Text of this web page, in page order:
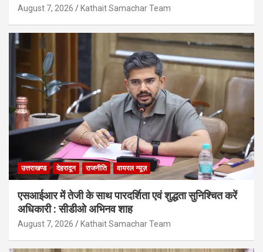
August 7, 2026 Kathait Samachar Team
उत्तराखण्ड देहरादून राजनीति वायरल न्यूज़
एसआईआर में तेजी के साथ पारदर्शिता एवं शुद्धता सुनिश्चित करें
अधिकारी : सीडीओ अभिनव शाह
August 7, 2026 Kathait Samachar Team